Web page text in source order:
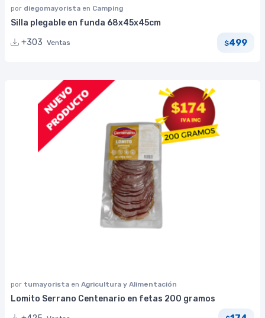
por diegomayorista en Camping
Silla plegable en funda 68x45x45cm
+303 Ventas $499
por tumayorista en Agricultura y Alimentación
Lomito Serrano Centenario en fetas 200 gramos